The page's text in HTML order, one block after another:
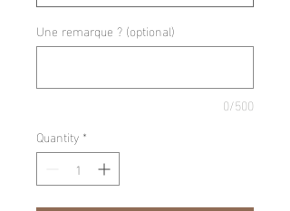
Une remarque ? (optional)
0/500
Quantity *